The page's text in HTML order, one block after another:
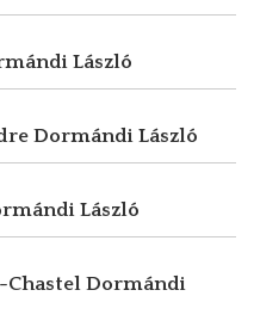
László
Dormándi László
László
Chastel Dormándi